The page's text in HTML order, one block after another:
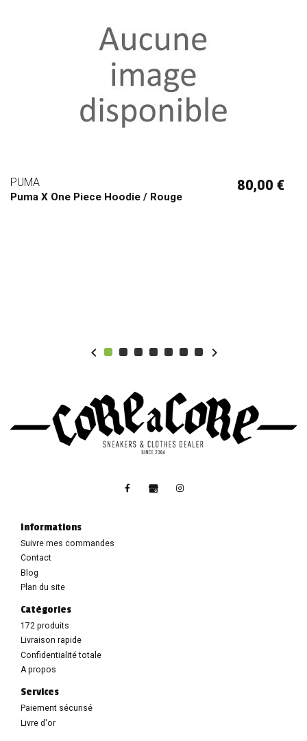
PUMA
Puma X One Piece Hoodie / Rouge
80,00 €
 
Informations
Suivre mes commandes
Contact
Blog
Plan du site
Catégories
172 produits
Livraison rapide
Confidentialité totale
A propos
Services
Paiement sécurisé
Livre d'or